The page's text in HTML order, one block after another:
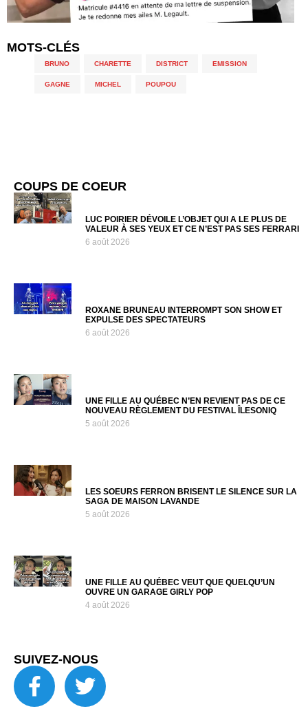
MOTS-CLÉS
BRUNO CHARETTE DISTRICT EMISSION
GAGNE MICHEL POUPOU
COUPS DE COEUR
LUC POIRIER DÉVOILE L’OBJET QUI A LE PLUS DE
VALEUR À SES YEUX ET CE N’EST PAS SES FERRARI
6 août 2026
ROXANE BRUNEAU INTERROMPT SON SHOW ET
EXPULSE DES SPECTATEURS
6 août 2026
UNE FILLE AU QUÉBEC N’EN REVIENT PAS DE CE
NOUVEAU RÈGLEMENT DU FESTIVAL ÎLESONIQ
5 août 2026
LES SOEURS FERRON BRISENT LE SILENCE SUR LA
SAGA DE MAISON LAVANDE
5 août 2026
UNE FILLE AU QUÉBEC VEUT QUE QUELQU’UN
OUVRE UN GARAGE GIRLY POP
4 août 2026
SUIVEZ-NOUS